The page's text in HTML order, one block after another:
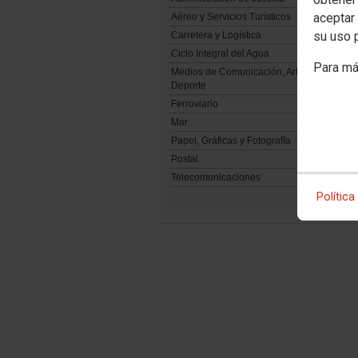
su uso
Para
Aéreo y Servicios Turísticos
Carretera y Logística
Ciclo Integral del Agua
Medios de Comunicación, Artes, Cultura,
Deporte
Ferroviario
Mar
Papel, Gráficas y Fotografía
Postal
Telecomunicaciones